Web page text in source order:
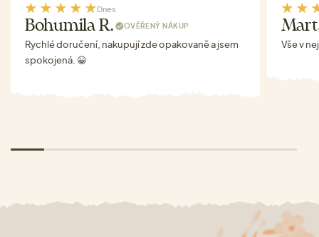
Dnes
Bohumila R. OVĚŘENÝ NÁKUP
Rychlé doručení, nakupují zde opakovaně a jsem
spokojená. 😀
Vše v